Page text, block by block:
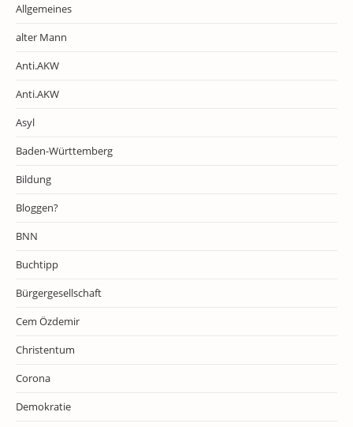
Allgemeines
alter Mann
Anti.AKW
Anti.AKW
Asyl
Baden-Württemberg
Bildung
Bloggen?
BNN
Buchtipp
Bürgergesellschaft
Cem Özdemir
Christentum
Corona
Demokratie